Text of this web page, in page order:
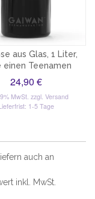
aus Glas, 1 Liter,
einen Teenamen
24,90 €
MwSt. zzgl. Versand
1-5 Tage
auch an
inkl. MwSt.